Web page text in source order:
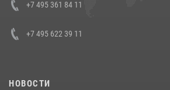
Кавказском федеральном округе Виталием
+7 495 361 84 11
+7 495 622 39 11
НОВОСТИ